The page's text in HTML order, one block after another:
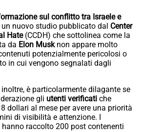
sul conflitto tra Israele e
un nuovo studio pubblicato dal Center
Hate(CCDH) che sottolinea come la
da Elon Musknon appare molto
potenzialmente pericolosi o
in cui vengono segnalati dagli
è particolarmente dilagante se
gli utenti verificati che
dollari al mese per avere una priorità
di visibilità e attenzione. I
hanno raccolto 200 post contenenti